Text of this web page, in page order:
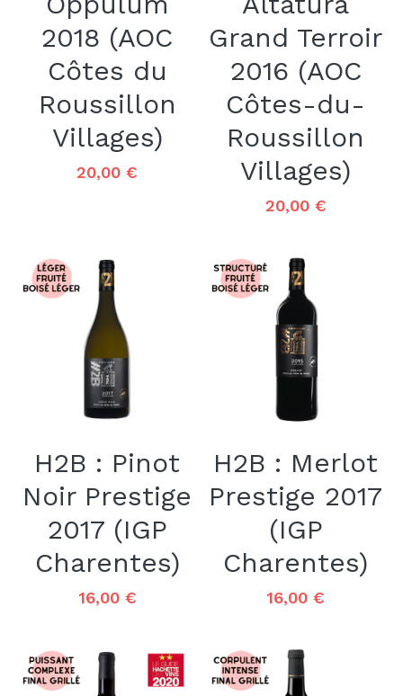
2018 (AOC
Côtes du
Roussillon
Villages)
20,00 €
Grand Terroir
2016 (AOC
Côtes-du-
Roussillon
Villages)
20,00 €
H2B : Pinot
Noir Prestige
2017 (IGP
Charentes)
16,00 €
H2B : Merlot
Prestige 2017
(IGP
Charentes)
16,00 €